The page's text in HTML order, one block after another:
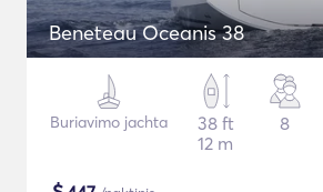
Beneteau Oceanis 38
Buriavimo jachta
38 ft
12 m
8